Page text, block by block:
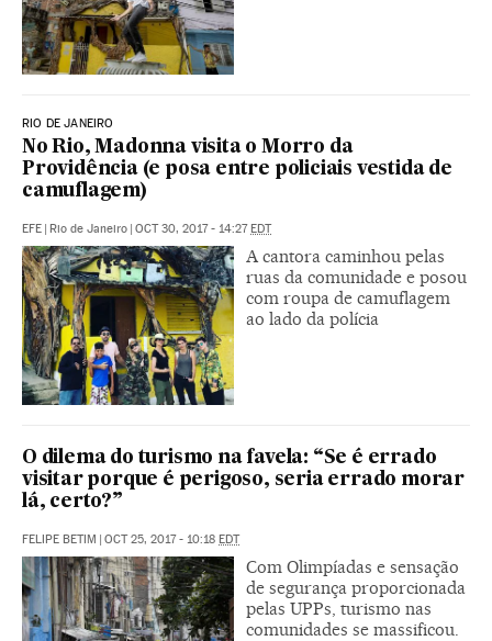
RIO DE JANEIRO
No Rio, Madonna visita o Morro da
Providência (e posa entre policiais vestida de
camuflagem)
EFE | Rio de Janeiro | OCT 30, 2017 - 14:27EDT
A cantora caminhou pelas
ruas da comunidade e posou
com roupa de camuflagem
ao lado da polícia
O dilema do turismo na favela: “Se é errado
visitar porque é perigoso, seria errado morar
lá, certo?”
FELIPE BETIM | OCT 25, 2017 - 10:18 EDT
Com Olimpíadas e sensação
de segurança proporcionada
pelas UPPs, turismo nas
comunidades se massificou.